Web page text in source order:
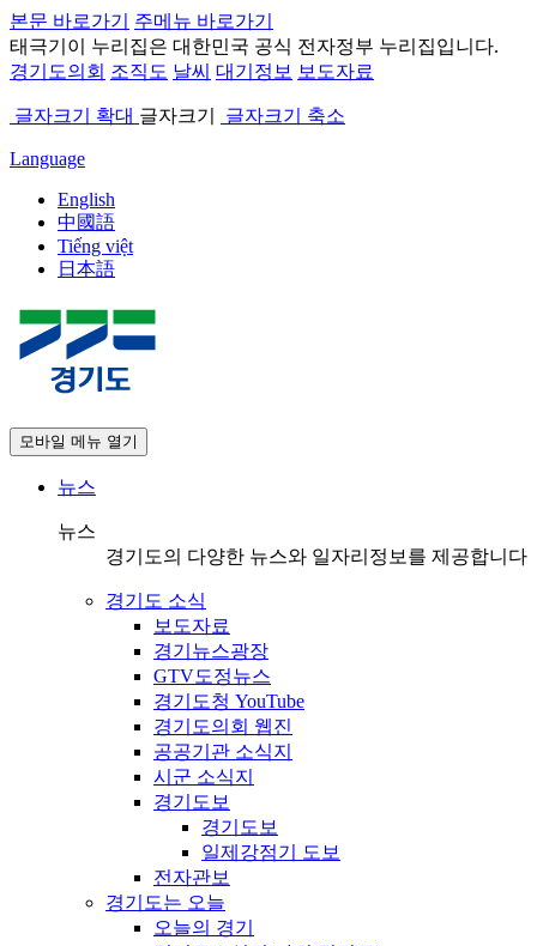
본문 바로가기
주메뉴 바로가기
태극기 이 누리집은 대한민국 공식 전자정부 누리집입니다.
경기도의회 조직도 날씨 대기정보 보도자료
글자크기 확대 글자크기 글자크기 축소
Language
English
中國語
Tiếng việt
日本語
모바일 메뉴 열기
뉴스
뉴스
경기도의 다양한 뉴스와 일자리정보를 제공합니다
경기도 소식
보도자료
경기뉴스광장
GTV도정뉴스
경기도청 YouTube
경기도의회 웹진
공공기관 소식지
시군 소식지
경기도보
경기도보
일제강점기 도보
전자관보
경기도는 오늘
오늘의 경기